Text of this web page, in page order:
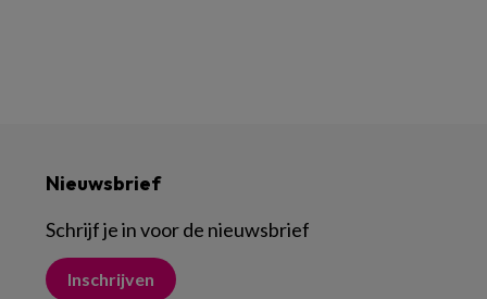
Nieuwsbrief
Schrijf je in voor de nieuwsbrief
Inschrijven